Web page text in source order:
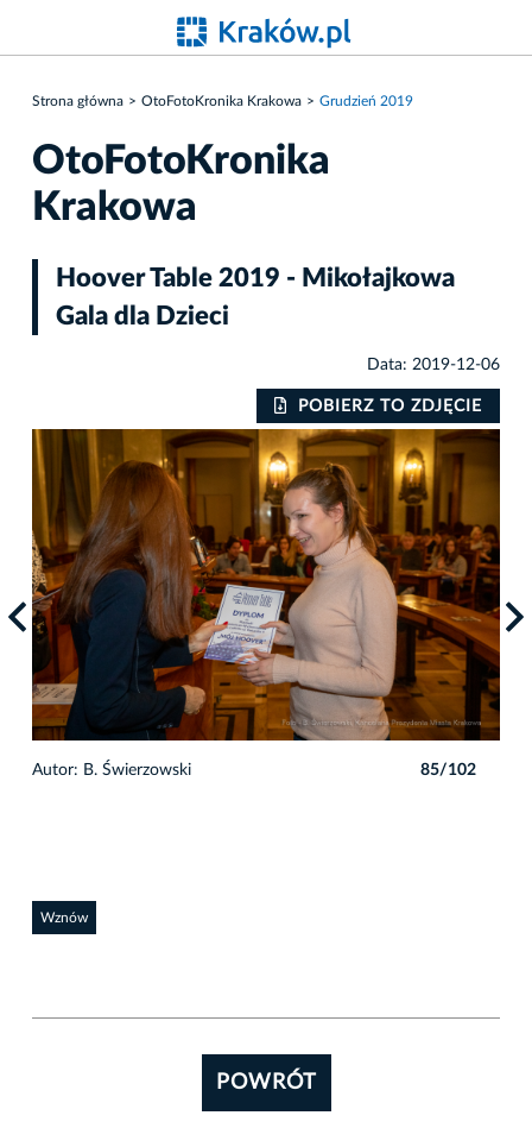
Strona główna OtoFotoKronika Krakowa Grudzień 2019
OtoFotoKronika
Krakowa
Hoover Table 2019 - Mikołajkowa
Gala dla Dzieci
Data: 2019-12-06
POBIERZ TO ZDJĘCIE
Autor: B. Świerzowski 85/102
Wznów
POWRÓT